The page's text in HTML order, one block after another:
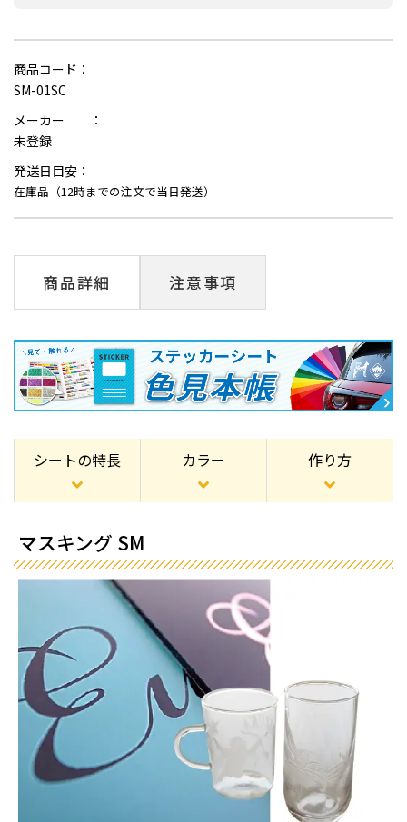
商品コード：
SM-01SC
メーカー ：
未登録
発送日目安：
在庫品（12時までの注文で当日発送）
商品詳細 注意事項
シートの特長 カラー 作り方
マスキング SM